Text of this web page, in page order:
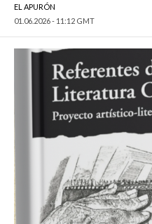
EL APURÓN
01.06.2026 - 11:12 GMT